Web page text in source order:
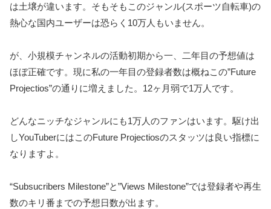
は土壌が違います。そもそもこのジャンル(スポーツ自転車)の
熱心な国内ユーザーは恐らく10万人もいません。
が、小規模チャンネルの活動初期から一、二年目の予想値は
ほぼ正確です。現に私の一年目の登録者数は概ねこの”Future
Projectios”の通りに増えました。12ヶ月弱で1万人です。
どんなニッチなジャンルにも1万人のファンはいます。駆け出
しYouTuberにはこのFuture Projectiosのスタッツは良い指標に
なりますよ。
“Subsucribers Milestone”と”Views Milestone”では登録者や再生
数のキリ番までの予想日数が出ます。